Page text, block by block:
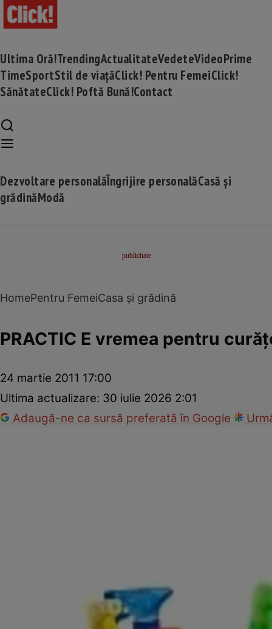
Ultima Oră!TrendingActualitateVedeteVideoPrime
TimeSportStil de viațăClick! Pentru FemeiClick!
SănătateClick! Poftă Bună!Contact
Dezvoltare personalăÎngrijire personalăCasă și
grădinăModă
HomePentru FemeiCasa și grădină
PRACTIC E vremea pentru
24 martie 2011 17:00
Ultima actualizare: 30 iulie 2026 2:01
Adaugă-ne ca sursă preferată în Google